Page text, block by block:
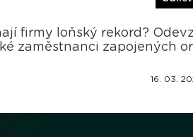
firmy loňský rekord?
zaměstnanci zapojených
16. 03.